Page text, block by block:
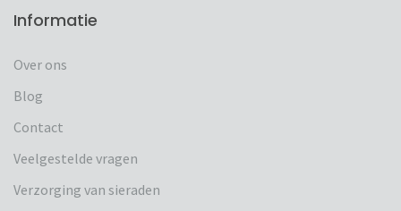
Informatie
Over ons
Blog
Contact
Veelgestelde vragen
Verzorging van sieraden